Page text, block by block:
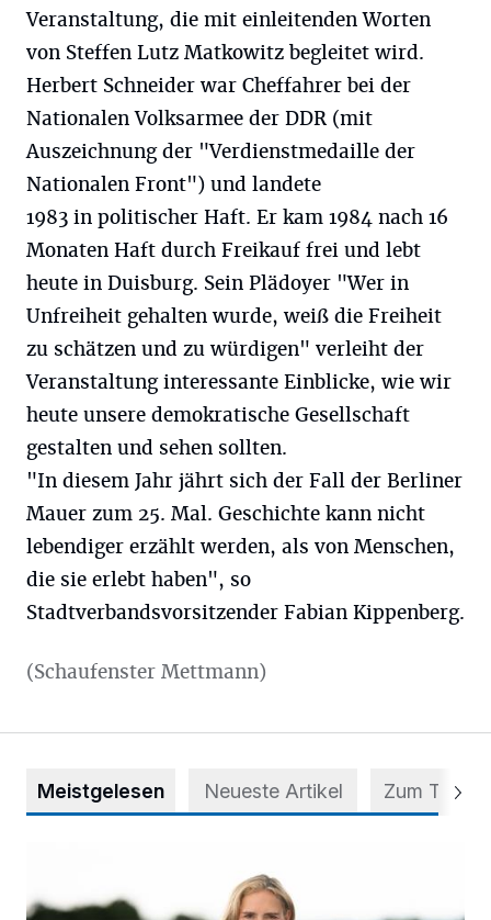
Veranstaltung, die mit einleitenden Worten
von Steffen Lutz Matkowitz begleitet wird.
Herbert Schneider war Cheffahrer bei der
Nationalen Volksarmee der DDR (mit
Auszeichnung der "Verdienstmedaille der
Nationalen Front") und landete
1983 in politischer Haft. Er kam 1984 nach 16
Monaten Haft durch Freikauf frei und lebt
heute in Duisburg. Sein Plädoyer "Wer in
Unfreiheit gehalten wurde, weiß die Freiheit
zu schätzen und zu würdigen" verleiht der
Veranstaltung interessante Einblicke, wie wir
heute unsere demokratische Gesellschaft
gestalten und sehen sollten.
"In diesem Jahr jährt sich der Fall der Berliner
Mauer zum 25. Mal. Geschichte kann nicht
lebendiger erzählt werden, als von Menschen,
die sie erlebt haben", so
Stadtverbandsvorsitzender Fabian Kippenberg.
(Schaufenster Mettmann)
Meistgelesen Neueste Artikel Zum Thema